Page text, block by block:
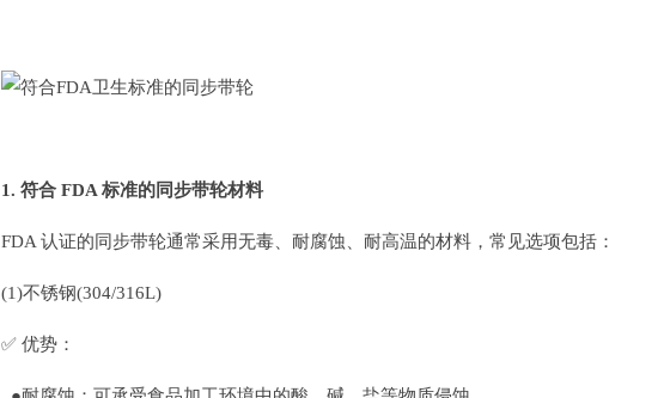
1. 符合 FDA 标准的同步带轮材料
FDA 认证的同步带轮通常采用无毒、耐腐蚀、耐高温的材料，常见选项包括：
(1)不锈钢(304/316L)
✅ 优势：